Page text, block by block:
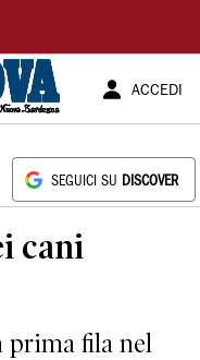
ACCEDI
SEGUICI SU DISCOVER
cani
prima fila nel